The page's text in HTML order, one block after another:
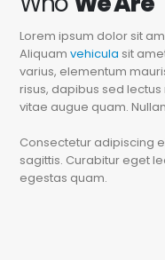
Lorem ipsum dolor sit
Aliquamvehicula sit
varius, elementum
risus, dapibus sed
vitae augue quam.
Consectetur adipiscing
sagittis. Curabitur eget
egestas quam.